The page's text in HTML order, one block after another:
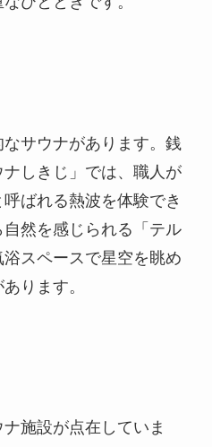
サウナがあります。銭
しきじ」では、職人が
ばれる熱波を体験でき
然を感じられる「テル
スペースで星空を眺め
ります。
施設が点在していま